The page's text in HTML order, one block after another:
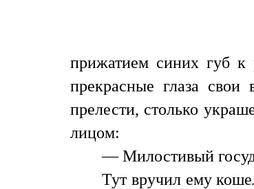
прижатием синих губ к
прекрасные глаза
прелести, столько
лицом:
— Милостивый
Тут вручил ему